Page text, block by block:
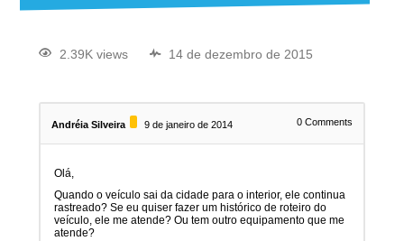
2.39K views 14 de dezembro de 2015
Andréia Silveira 9 de janeiro de 2014 0 Comments
Olá,
Quando o veículo sai da cidade para o interior, ele continua
rastreado? Se eu quiser fazer um histórico de roteiro do
veículo, ele me atende? Ou tem outro equipamento que me
atende?